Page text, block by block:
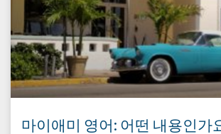
마이애미 영어: 어떤 내용인가